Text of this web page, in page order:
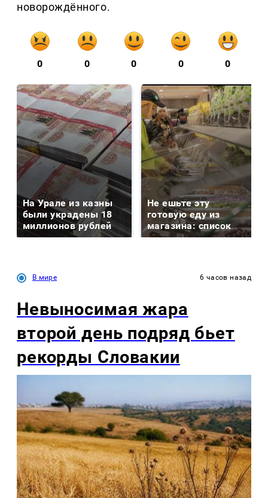
новорождённого.
0 0 0 0 0
На Урале из казны
были украдены 18
миллионов рублей
Не ешьте эту
готовую еду из
магазина: список
В мире 6 часов назад
Невыносимая жара
второй день подряд бьет
рекорды Словакии